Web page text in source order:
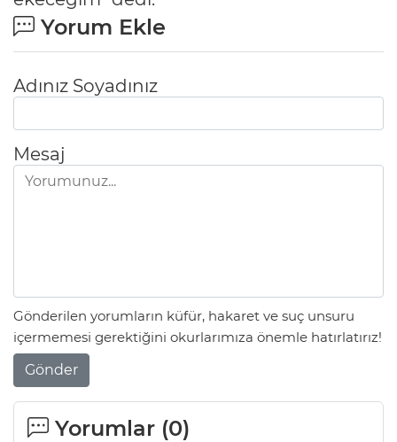
Yorum Ekle
Adınız Soyadınız
Mesaj
Gönderilen yorumların küfür, hakaret ve suç unsuru
içermemesi gerektiğini okurlarımıza önemle hatırlatırız!
Gönder
Yorumlar (0)